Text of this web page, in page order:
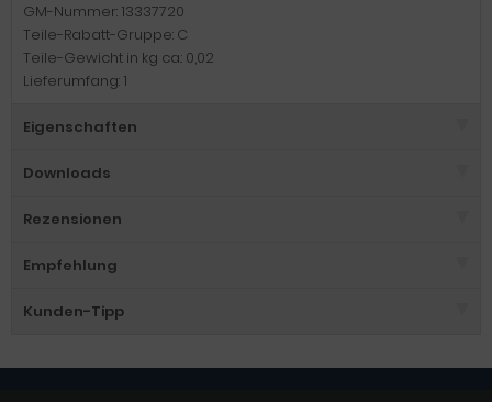
GM-Nummer: 13337720
Teile-Rabatt-Gruppe: C
Teile-Gewicht in kg ca.: 0,02
Lieferumfang: 1
Eigenschaften
Downloads
Rezensionen
Empfehlung
Kunden-Tipp